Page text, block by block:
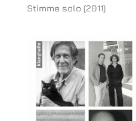
Stimme solo (2011)